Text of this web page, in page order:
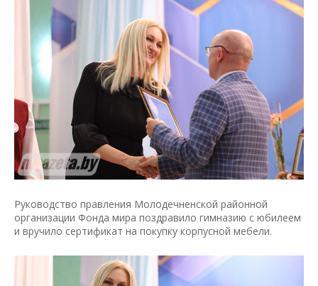
Руководство правления Молодечненской районной
организации Фонда мира поздравило гимназию с юбилеем
и вручило сертификат на покупку корпусной мебели.